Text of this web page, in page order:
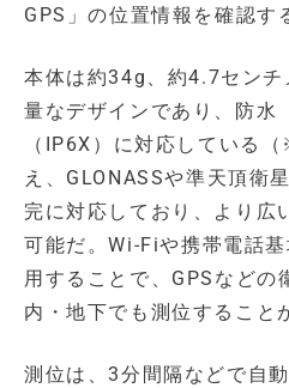
GPS」の位置情報を確認す
本体は約34g、約4.7センチ
量なデザインであり、防水
（IP6X）に対応している
え、GLONASSや準天頂衛
完に対応しており、より広
可能だ。Wi-Fiや携帯電話
用することで、GPSなどの
内・地下でも測位すること
測位は、3分間隔などで自